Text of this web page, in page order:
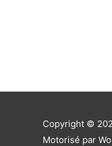
Copyright ©
Motorisé par